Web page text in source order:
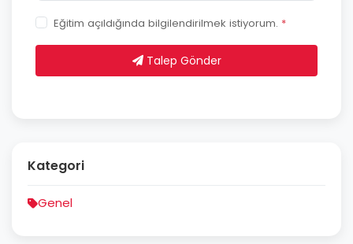
Eğitim açıldığında bilgilendirilmek istiyorum. *
Talep Gönder
Kategori
Genel